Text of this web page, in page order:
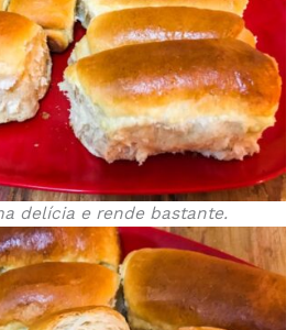
delícia e rende bastante.